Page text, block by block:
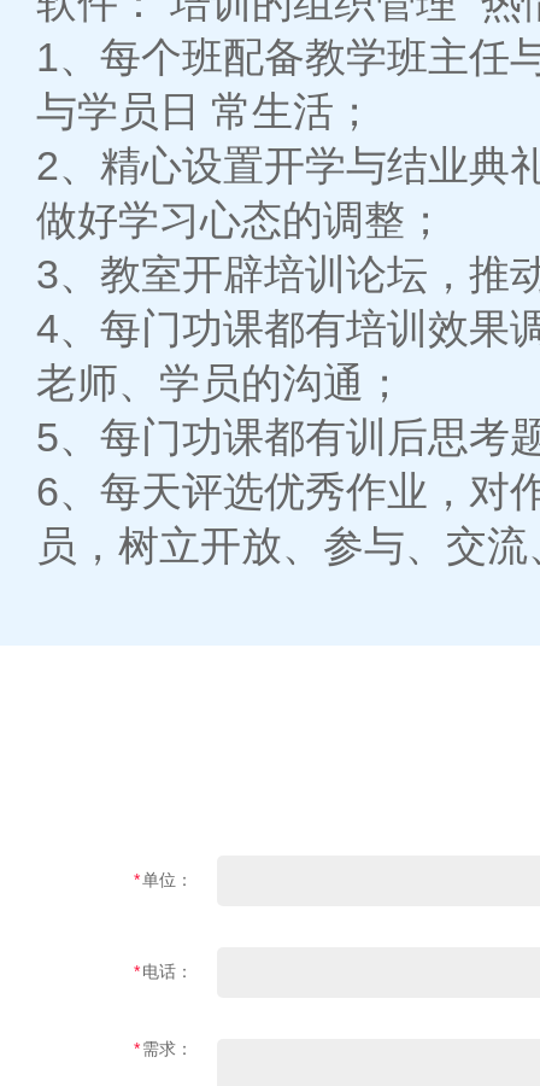
1、每个班配备教学班主任
与学员日 常生活；
2、精心设置开学与结业典
做好学习心态的调整；
3、教室开辟培训论坛，推
4、每门功课都有培训效果
老师、学员的沟通；
5、每门功课都有训后思考
6、每天评选优秀作业，对
员，树立开放、参与、交
*单位：
*电话：
*需求：